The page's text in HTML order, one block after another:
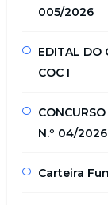
005/2026
EDITAL DO
COC I
N.º 04/2026
Carteira